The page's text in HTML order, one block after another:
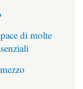
di molte